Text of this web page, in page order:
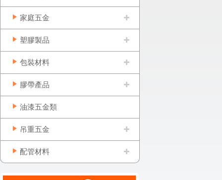
家庭五金
塑膠製品
包裝材料
膠帶產品
油漆五金類
吊重五金
配管材料